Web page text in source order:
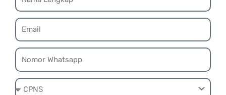
Email
Whatsapp
Ebook